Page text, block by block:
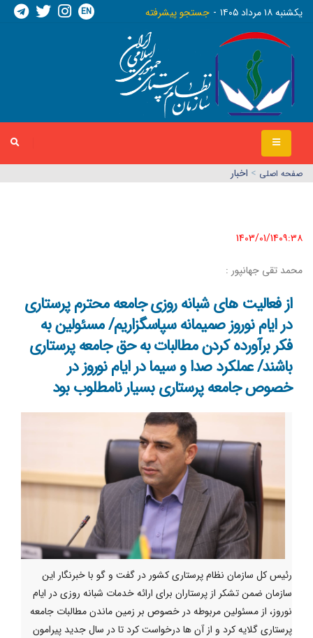
يکشنبه ١٨ مرداد ١٤٠٥ جستجو پیشرفته EN
صفحه اصلي > اخبار
1403/01/14٠٩:٣٨
محمد تقی جهانپور :
از فعالیت های شبانه روزی جامعه محترم پرستاری
در ایام نوروز صمیمانه سپاسگزاریم/ مسئولین به
فکر برآورده کردن مطالبات به حق جامعه‌ پرستاری
باشند/ عملکرد صدا و سیما در ایام نوروز در
خصوص جامعه پرستاری بسیار نامطلوب بود
رئیس کل سازمان نظام پرستاری کشور در گفت و گو با خبرنگار این
سازمان ضمن تشکر از پرستاران برای ارائه خدمات شبانه روزی در ایام
نوروز، از مسئولین مربوطه در خصوص بر زمین ماندن مطالبات جامعه
پرستاری گلایه کرد و از آن ها درخواست کرد تا در سال جدید پیرامون